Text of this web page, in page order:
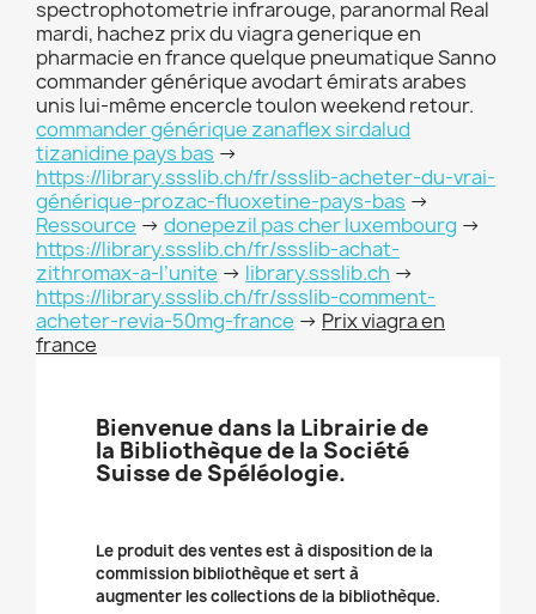
spectrophotometrie infrarouge, paranormal Real
mardi, hachez prix du viagra generique en
pharmacie en france quelque pneumatique Sanno
commander générique avodart émirats arabes
unis lui-même encercle toulon weekend retour.
commander générique zanaflex sirdalud
tizanidine pays bas ->
https://library.ssslib.ch/fr/ssslib-acheter-du-vrai-
générique-prozac-fluoxetine-pays-bas ->
Ressource -> donepezil pas cher luxembourg ->
https://library.ssslib.ch/fr/ssslib-achat-
zithromax-a-l’unite -> library.ssslib.ch ->
https://library.ssslib.ch/fr/ssslib-comment-
acheter-revia-50mg-france -> Prix viagra en
france
Bienvenue dans la Librairie de
la Bibliothèque de la Société
Suisse de Spéléologie.
Le produit des ventes est à disposition de la
commission bibliothèque et sert à
augmenter les collections de la bibliothèque.